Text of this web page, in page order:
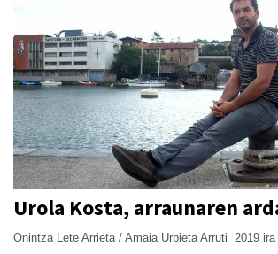
Urola Kosta, arraunaren
Onintza Lete Arrieta / Amaia Urbieta Arruti 2019 ira